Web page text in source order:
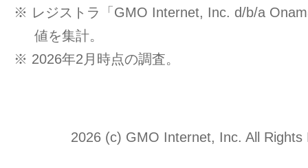
※ レジストラ「GMO Internet, Inc. d/b/a
値を集計。
※ 2026年2月時点の調査。
2026 (c) GMO Internet, Inc. All Rights